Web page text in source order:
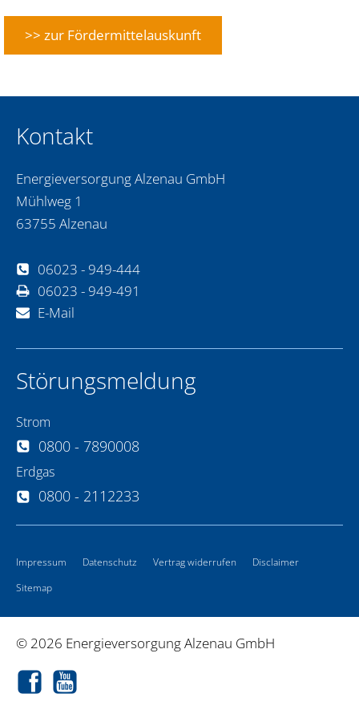
>> zur Fördermittelauskunft
Kontakt
Energieversorgung Alzenau GmbH
Mühlweg 1
63755 Alzenau
06023 - 949-444
06023 - 949-491
E-Mail
Störungsmeldung
Strom
0800 - 7890008
Erdgas
0800 - 2112233
Impressum Datenschutz Vertrag widerrufen
Disclaimer
Sitemap
© 2026 Energieversorgung Alzenau GmbH